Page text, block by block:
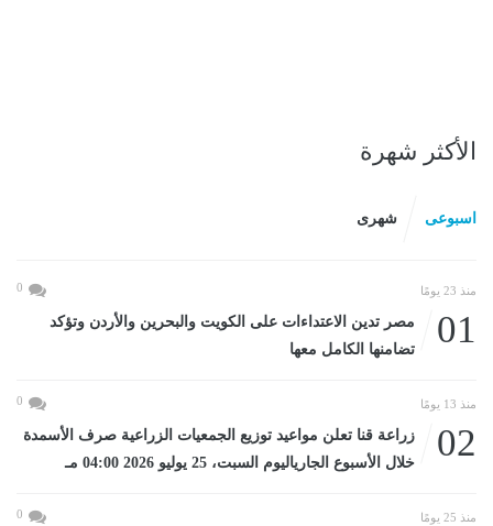
الأكثر شهرة
اسبوعى شهرى
منذ 23 يومًا 0
01
مصر تدين الاعتداءات على الكويت والبحرين والأردن وتؤكد
تضامنها الكامل معها
منذ 13 يومًا 0
02
زراعة قنا تعلن مواعيد توزيع الجمعيات الزراعية صرف الأسمدة
خلال الأسبوع الجارياليوم السبت، 25 يوليو 2026 04:00 مـ
منذ 25 يومًا 0